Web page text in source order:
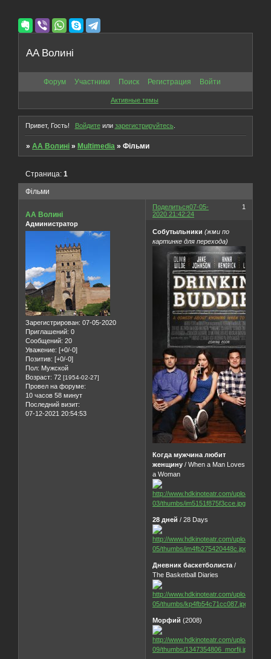
AA Волині
Форум Участники Поиск Регистрация Войти
Активные темы
Привет, Гость! Войдитеили зарегистрируйтесь.
»AA Волині »Multimedia »Фільми
Фільми
Страница:1
Поделиться 1
07-05-
2020 21:42:24
АА Волині
Администратор
Зарегистрирован: 07-05-2020
Приглашений: 0
Сообщений: 20
Уважение: [+0/-0]
Позитив: [+0/-0]
Пол: Мужской
Возраст: 72 [1954-02-27]
Провел на форуме:
10 часов 58 минут
Последний визит:
07-12-2021 20:54:53
Собутыльники (жми по
картинке для перехода)
Когда мужчина любит
женщину / When a Man Loves
a Woman
28 дней / 28 Days
Дневник баскетболиста /
The Basketball Diaries
Морфий (2008)